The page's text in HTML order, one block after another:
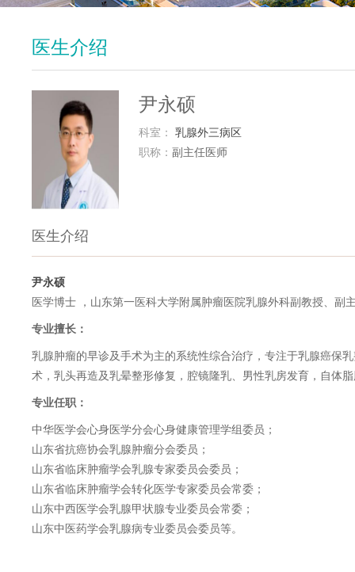
医生介绍
尹永硕
科室：
乳腺外三病区
职称： 副主任医师
医生介绍
尹永硕
医学博士 ，山东第一医科大学附属肿瘤医院乳腺外科副教授、
专业擅长：
乳腺肿瘤的早诊及手术为主的系统性综合治疗，专注于乳腺癌保
术，乳头再造及乳晕整形修复，腔镜隆乳、男性乳房发育，自体
专业任职：
中华医学会心身医学分会心身健康管理学组委员；
山东省抗癌协会乳腺肿瘤分会委员；
山东省临床肿瘤学会乳腺专家委员会委员；
山东省临床肿瘤学会转化医学专家委员会常委；
山东中西医学会乳腺甲状腺专业委员会常委；
山东中医药学会乳腺病专业委员会委员等。